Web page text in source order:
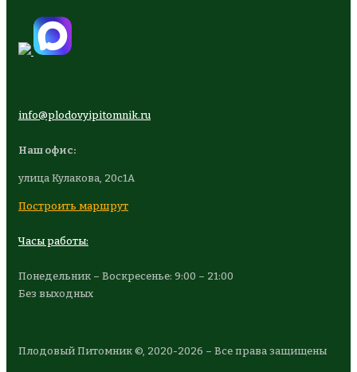
info@plodovyipitomnik.ru
Наш офис:
улица Кулакова, 20с1А
Построить маршрут
Часы работы:
Понедельник – Воскресенье: 9:00 – 21:00
Без выходных
Плодовый Питомник ©, 2020-2026 – Все права защищены